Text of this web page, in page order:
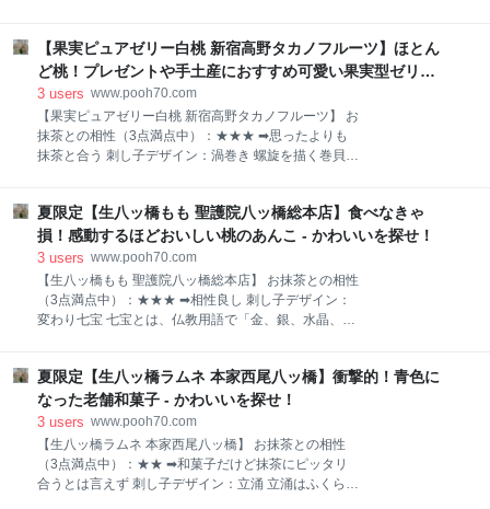
くりしたクッキー生地のなかに、やさしい甘みのある
ピンク色のあまおうチョコレートがはさまっていま
す。 チョコレートがひとまわり大きくて、クッキ
えるパイナップルケーキ うっすらとパイナップルの絵
が描かれた、さっぱりしたデザインのパッケージ。 鳳
梨酥(ホウリンス）は、日本ではパイナップルケーキと
して知られています。 「重慶飯店」は横浜中華街に本
館がある四川料理の名店で、1959年に創業した老舗の
お店です。 茶箱 中華街のなかでも有名店よね 老舗の
くりするほどやわらかい！ クッキー生地には、フラン
ス産発酵バターを使用しています。 茶箱 さっくりホロ
リとしたやわらかさよ 中にはたっぷりとパイ
【果実ピュアゼリー白桃 新宿高野タカノフルーツ】ほとん
ど桃！プレゼントや手土産におすすめ可愛い果実型ゼリー
- かわいいを探せ！
3 users www.pooh70.com
【果実ピュアゼリー白桃 新宿高野タカノフルーツ】 お
抹茶との相性（3点満点中）：★★★ ➡思ったよりも
抹茶と合う 刺し子デザイン：渦巻き 螺旋を描く巻貝
す。 ぐるぐると巻いている「渦」は、永遠をイメージ
する模様です。 【果実ピュアゼリー白桃 新宿高野タカ
ノフルーツ】 おすすめポイント ● 見た目も味もほと
んど桃！可愛い果実型の器に入ったゼリー ● 大きめ
サイズの桃の果肉入り 本物の桃と間違えてしまいそう
な、リアルな桃のかたちの果実型カップです。 茶箱 ほ
底まである大きめサイズです。 すっきりしたゼリー
に、桃の果実のやわらかな甘みやフルーティーさが加
わります。 茶箱 贅沢なゼリー！ ほとんど桃の果実
夏限定【生八ッ橋もも 聖護院八ッ橋総本店】食べなきゃ
損！感動するほどおいしい桃のあんこ - かわいいを探せ！
3 users www.pooh70.com
【生八ッ橋もも 聖護院八ッ橋総本店】 お抹茶との相性
（3点満点中）：★★★ ➡相性良し 刺し子デザイン：
変わり七宝 七宝とは、仏教用語で「金、銀、水晶、瑠
ザインで、人と人との和の大切さ、文様が限りなく続
くことで子孫繁栄の意味がある。 円形は円満を表すこ
とから、縁起の良い吉祥文様です。 【生八ッ橋もも 聖
護院八ッ橋総本店】 おすすめポイント ● 夏限定の味
● 桃のあんこが感動的なおいしさ かきつばた（杜
若・燕子花）と八ッ橋が描かれたパッケージ 在原業平
夏限定【生八ッ橋ラムネ 本家西尾八ッ橋】衝撃的！青色に
なった老舗和菓子 - かわいいを探せ！
3 users www.pooh70.com
【生八ッ橋ラムネ 本家西尾八ッ橋】 お抹茶との相性
（3点満点中）：★★ ➡和菓子だけど抹茶にピッタリ
合うとは言えず 刺し子デザイン：立涌 立涌はふくらみ